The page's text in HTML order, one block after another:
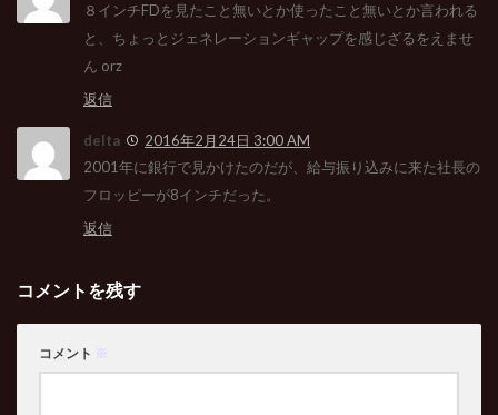
８インチFDを見たこと無いとか使ったこと無いとか言われる
と、ちょっとジェネレーションギャップを感じざるをえませ
ん orz
返信
delta
2016年2月24日 3:00 AM
2001年に銀行で見かけたのだが、給与振り込みに来た社長の
フロッピーが8インチだった。
返信
コメントを残す
コメント ※